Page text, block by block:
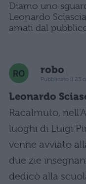
Diamo uno
Leonardo
amati dal
robo
Pubblicato il 23
Leonardo
Racalmuto,
luoghi di Luigi
venne avviato
due zie
dedicò alla